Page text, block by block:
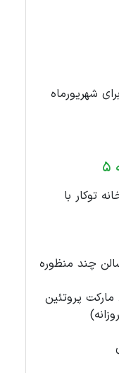
شهریورماه
توکار با
چند منظوره
مارکت پروتئین